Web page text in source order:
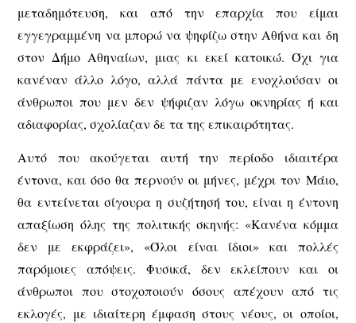
μεταδημότευση, και από την επαρχία που είμαι
εγγεγραμμένη να μπορώ να ψηφίζω στην Αθήνα και δη
στον Δήμο Αθηναίων, μιας κι εκεί κατοικώ. Όχι για
κανέναν άλλο λόγο, αλλά πάντα με ενοχλούσαν οι
άνθρωποι που μεν δεν ψήφιζαν λόγω οκνηρίας ή και
αδιαφορίας, σχολίαζαν δε τα της επικαιρότητας.
Αυτό που ακούγεται αυτή την περίοδο ιδιαιτέρα
έντονα, και όσο θα περνούν οι μήνες, μέχρι τον Μάιο,
θα εντείνεται σίγουρα η συζήτησή του, είναι η έντονη
απαξίωση όλης της πολιτικής σκηνής: «Κανένα κόμμα
δεν με εκφράζει», «Όλοι είναι ίδιοι» και πολλές
παρόμοιες απόψεις. Φυσικά, δεν εκλείπουν και οι
άνθρωποι που στοχοποιούν όσους απέχουν από τις
εκλογές, με ιδιαίτερη έμφαση στους νέους, οι οποίοι,